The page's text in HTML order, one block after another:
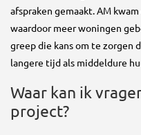
afspraken gemaakt. AM
waardoor meer woningen
greep die kans om te zorgen
langere tijd als middeldure
Waar kan ik
project?